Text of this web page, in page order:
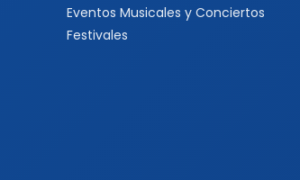
Eventos Musicales y Conciertos
Festivales